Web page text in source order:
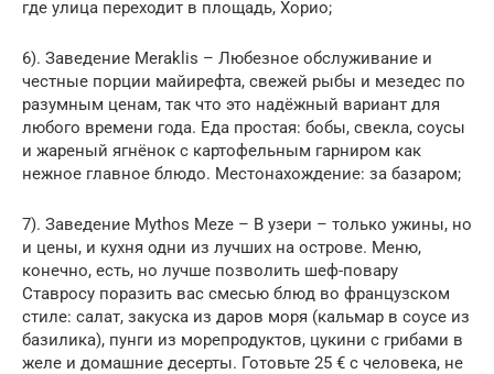
где улица переходит в площадь, Хорио;
6). Заведение Meraklis – Любезное обслуживание и
честные порции майирефта, свежей рыбы и мезедес по
разумным ценам, так что это надёжный вариант для
любого времени года. Еда простая: бобы, свекла, соусы
и жареный ягнёнок с картофельным гарниром как
нежное главное блюдо. Местонахождение: за базаром;
7). Заведение Mythos Meze – В узери – только ужины, но
и цены, и кухня одни из лучших на острове. Меню,
конечно, есть, но лучше позволить шеф-повару
Ставросу поразить вас смесью блюд во французском
стиле: салат, закуска из даров моря (кальмар в соусе из
базилика), пунги из морепродуктов, цукини с грибами в
желе и домашние десерты. Готовьте 25 € с человека, не